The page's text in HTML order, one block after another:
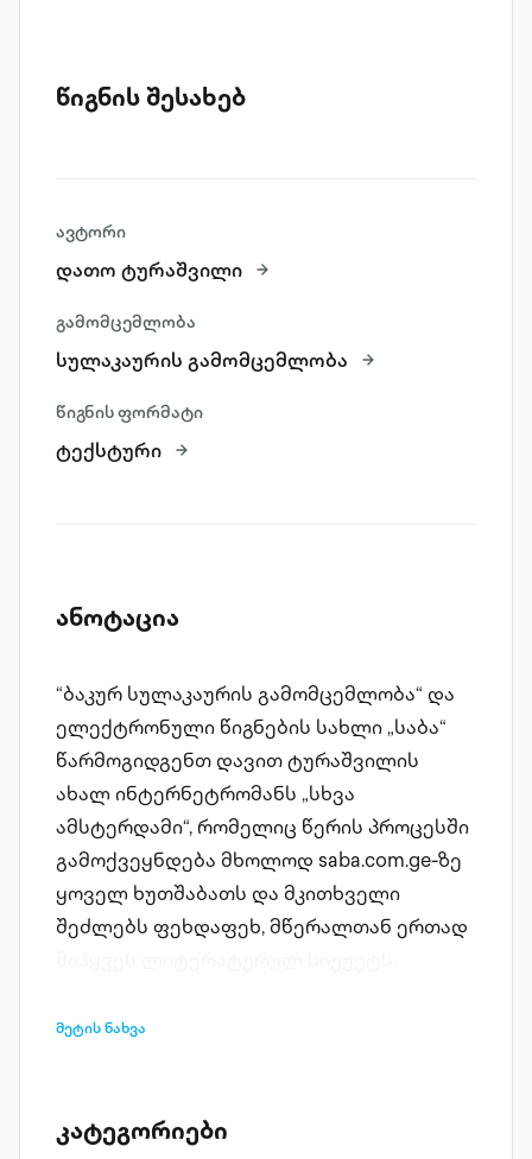
წიგნის შესახებ
ავტორი
დათო ტურაშვილი
გამომცემლობა
სულაკაურის გამომცემლობა
წიგნის ფორმატი
ტექსტური
ანოტაცია
“ბაკურ სულაკაურის გამომცემლობა“ და
ელექტრონული წიგნების სახლი „საბა“
წარმოგიდგენთ დავით ტურაშვილის
ახალ ინტერნეტრომანს „სხვა
ამსტერდამი“, რომელიც წერის პროცესში
გამოქვეყნდება მხოლოდ saba.com.ge-ზე
ყოველ ხუთშაბათს და მკითხველი
შეძლებს ფეხდაფეხ, მწერალთან ერთად
თანამედროვე ამსტერდამში
რადგან მისი სიუჟეტი მეჩვიდმეტე
მეტის ნახვა
კატეგორიები